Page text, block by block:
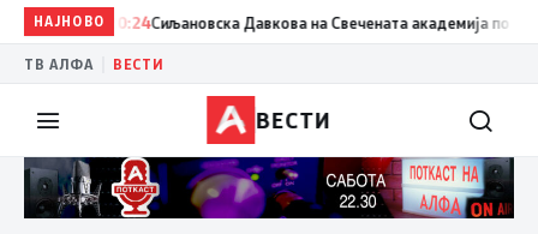
НАЈНОВО
20:24 Сиљановска Давкова на Свечената академија по повод
ТВ АЛФА ВЕСТИ
ВЕСТИ